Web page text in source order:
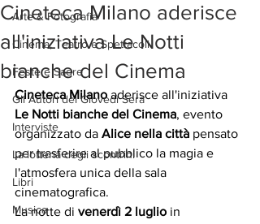
Arte & Fotografia
Cinema, Teatro e Spettacoli
Feste e Sagre
Gli Autori del Giovedì Sera
Interviste
La lotteria degli scontrini
Libri
Musica
Cineteca Milano aderisce
all'iniziativa Le Notti
bianche del Cinema
Cineteca Milano aderisce all'iniziativa
Le Notti bianche del Cinema, evento
organizzato da Alice nella città pensato
per trasferire al pubblico la magia e
l'atmosfera unica della sala
cinematografica.
La notte di venerdì 2 luglio in